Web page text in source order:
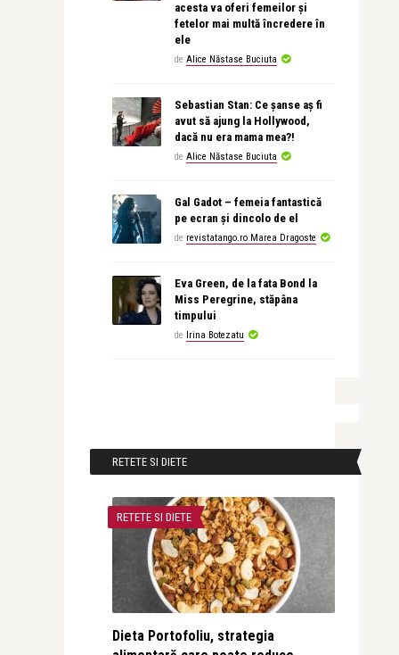
acesta va oferi femeilor și
fetelor mai multă încredere în
ele
de Alice Năstase Buciuta
Sebastian Stan: Ce șanse aș fi
avut să ajung la Hollywood,
dacă nu era mama mea?!
de Alice Năstase Buciuta
Gal Gadot – femeia fantastică
pe ecran și dincolo de el
de revistatango.ro Marea Dragoste
Eva Green, de la fata Bond la
Miss Peregrine, stăpâna
timpului
de Irina Botezatu
RETETE SI DIETE
RETETE SI DIETE
Dieta Portofoliu, strategia